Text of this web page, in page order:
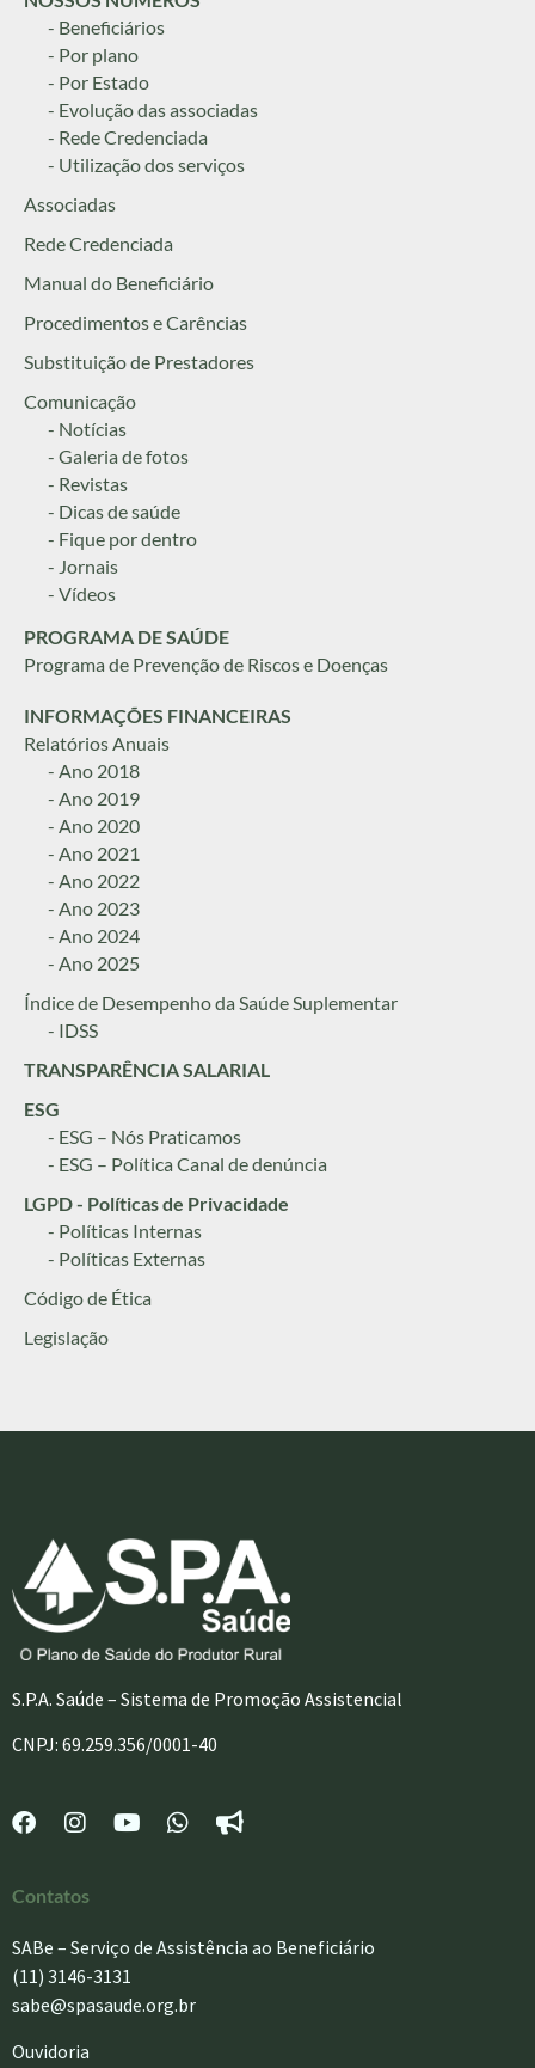
- Beneficiários
- Por plano
- Por Estado
- Evolução das associadas
- Rede Credenciada
- Utilização dos serviços
Associadas
Rede Credenciada
Manual do Beneficiário
Procedimentos e Carências
Substituição de Prestadores
Comunicação
- Notícias
- Galeria de fotos
- Revistas
- Dicas de saúde
- Fique por dentro
- Jornais
- Vídeos
PROGRAMA DE SAÚDE
Programa de Prevenção de Riscos e Doenças
INFORMAÇÕES FINANCEIRAS
Relatórios Anuais
- Ano 2018
- Ano 2019
- Ano 2020
- Ano 2021
- Ano 2022
- Ano 2023
- Ano 2024
- Ano 2025
Índice de Desempenho da Saúde Suplementar
- IDSS
TRANSPARÊNCIA SALARIAL
ESG
- ESG – Nós Praticamos
- ESG – Política Canal de denúncia
LGPD - Políticas de Privacidade
- Políticas Internas
- Políticas Externas
Código de Ética
Legislação
S.P.A. Saúde – Sistema de Promoção Assistencial
CNPJ: 69.259.356/0001-40
Contatos
SABe – Serviço de Assistência ao Beneficiário
(11) 3146-3131
sabe@spasaude.org.br
Ouvidoria